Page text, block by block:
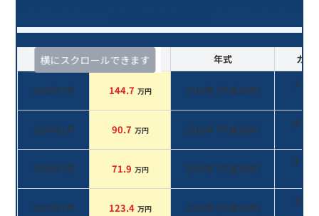
横にスクロールできます
査定時期 セルカ実績 年式 カラ
2026年7月 144.7 万円 2016年 (平成28年)
ブラ
2026年1月 90.7 万円 2016年 (平成28年)
ホワ
2024年1月 71.9 万円 2016年 (平成28年)
ホワ
2023年7月 123.4 万円 2016年 (平成28年)
ホワ